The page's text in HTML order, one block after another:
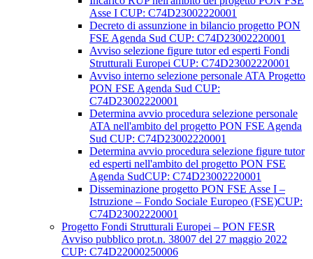
Asse I CUP: C74D23002220001
Decreto di assunzione in bilancio progetto PON
FSE Agenda Sud CUP: C74D23002220001
Avviso selezione figure tutor ed esperti Fondi
Strutturali Europei CUP: C74D23002220001
Avviso interno selezione personale ATA Progetto
PON FSE Agenda Sud CUP:
C74D23002220001
Determina avvio procedura selezione personale
ATA nell'ambito del progetto PON FSE Agenda
Sud CUP: C74D23002220001
Determina avvio procedura selezione figure tutor
ed esperti nell'ambito del progetto PON FSE
Agenda SudCUP: C74D23002220001
Disseminazione progetto PON FSE Asse I –
Istruzione – Fondo Sociale Europeo (FSE)CUP:
C74D23002220001
Progetto Fondi Strutturali Europei – PON FESR
Avviso pubblico prot.n. 38007 del 27 maggio 2022
CUP: C74D22000250006